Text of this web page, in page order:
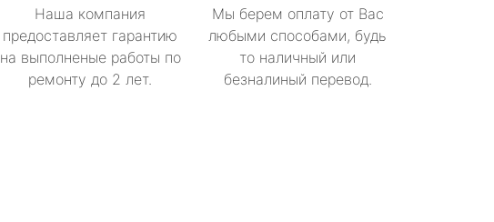
Наша компания
предоставляет гарантию
на выполненые работы по
ремонту до 2 лет.
Мы берем оплату от Вас
любыми способами, будь
то наличный или
безналиный перевод.